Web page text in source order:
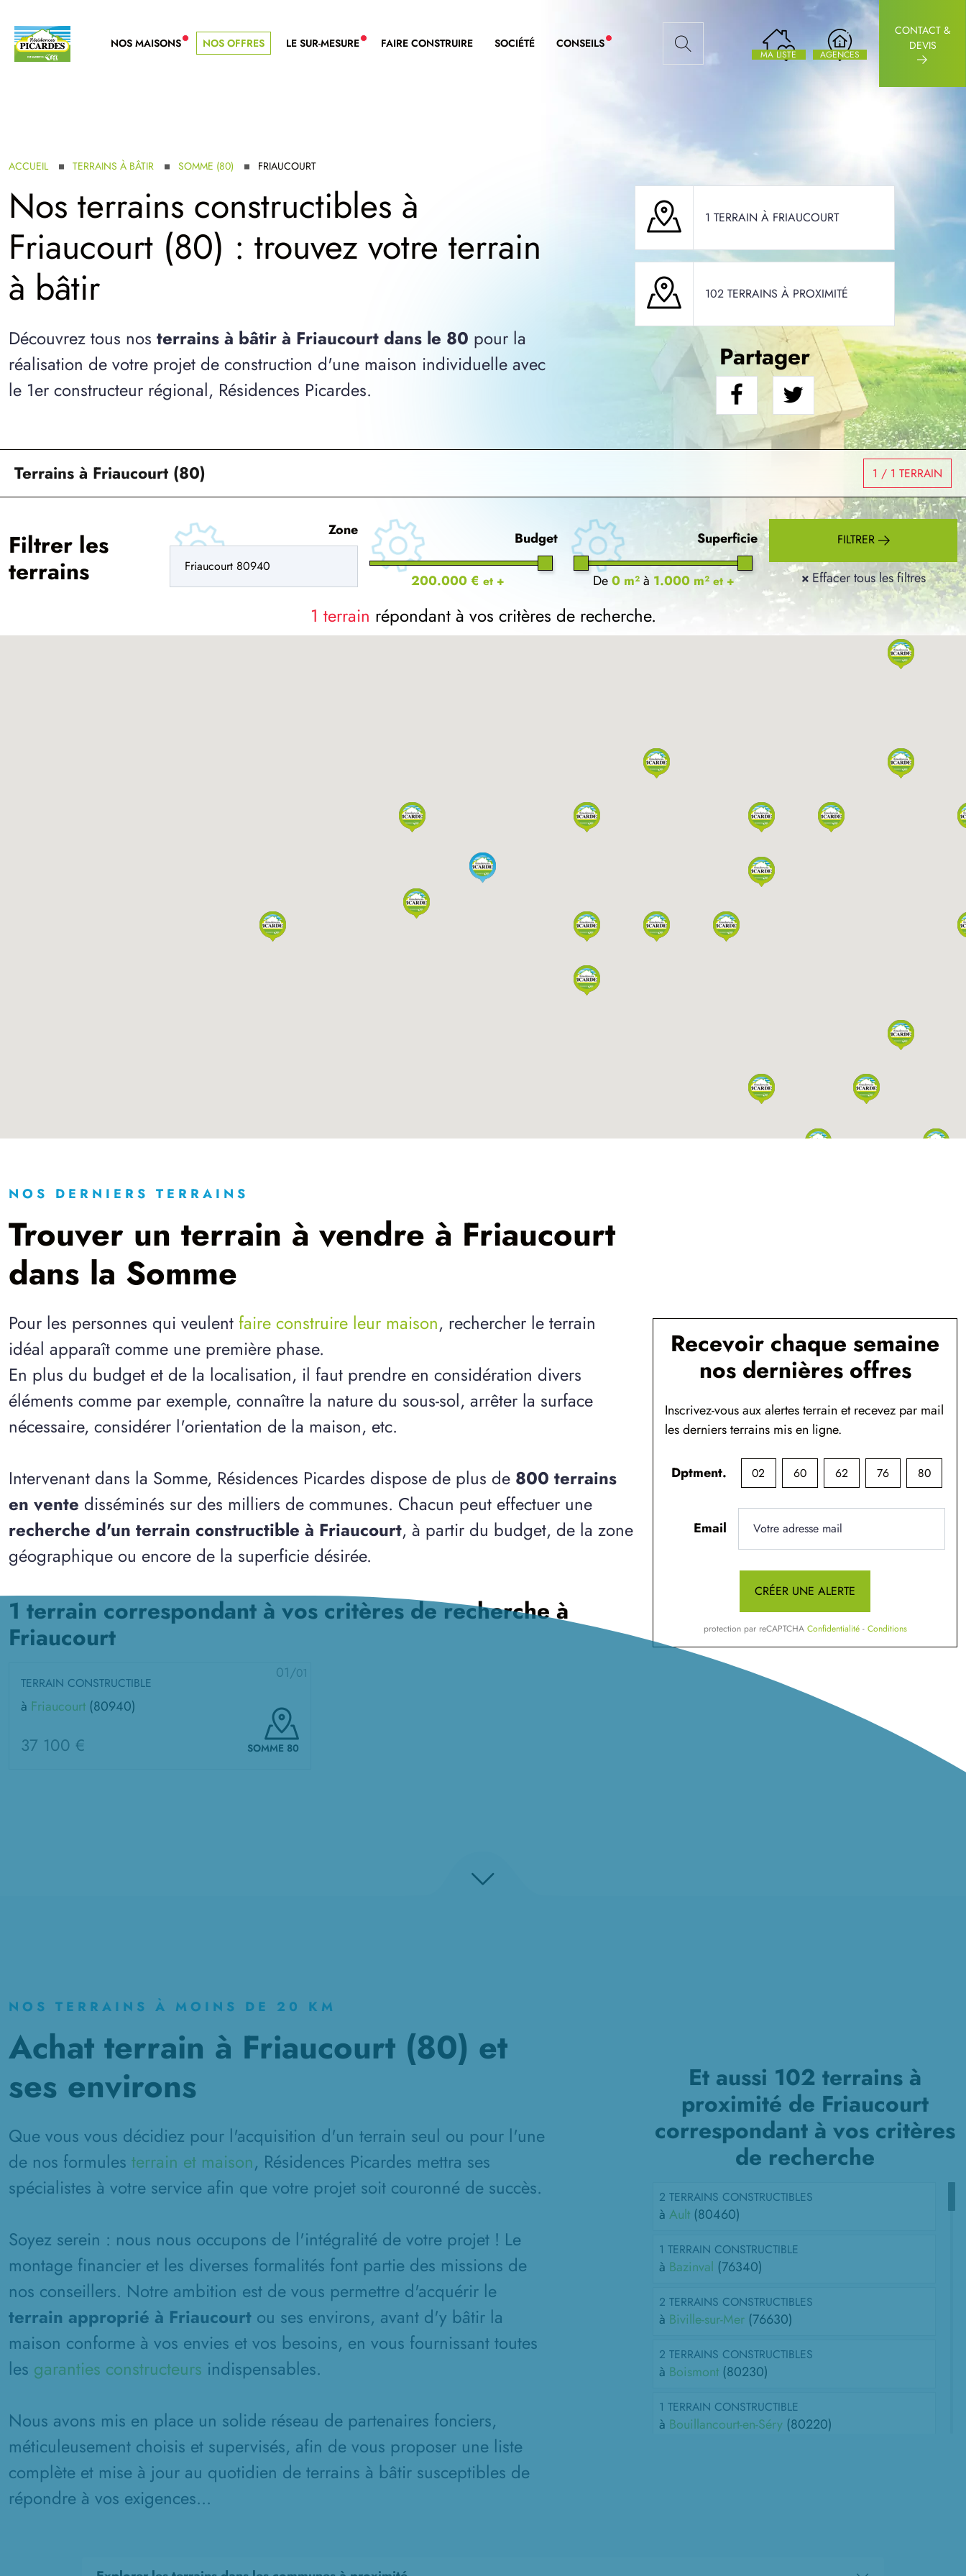
NOS MAISONS NOUVELLE GAMME
NOS OFFRES LE SUR-MESURE NOUVEAU SERVICE BDL EXTENSION
FAIRE CONSTRUIRE SOCIÉTÉ CONSEILS NOUVEAUX ARTICLES
MA LISTE AGENCES
CONTACT &
DEVIS
ACCUEIL TERRAINS À BÂTIR SOMME (80) FRIAUCOURT
Nos terrains constructibles à
Friaucourt (80) : trouvez votre terrain
à bâtir
Découvrez tous nos terrains à bâtir à Friaucourt dans le 80 pour la
réalisation de votre projet de construction d'une maison individuelle avec
le 1er constructeur régional, Résidences Picardes.
1 TERRAIN À FRIAUCOURT
102 TERRAINS À PROXIMITÉ
Partager
Terrains à Friaucourt (80) 1 / 1 TERRAIN
Filtrer les
terrains
Zone Budget
200.000 € et +
Superficie
De0 m²à 1.000 m² et +
FILTRER
× Effacer tous les filtres
1 terrain répondant à vos critères de recherche.
NOS DERNIERS TERRAINS
Trouver un terrain à vendre à Friaucourt
dans la Somme
Pour les personnes qui veulent faire construire leur maison, rechercher le terrain
idéal apparaît comme une première phase.
En plus du budget et de la localisation, il faut prendre en considération divers
éléments comme par exemple, connaître la nature du sous-sol, arrêter la surface
nécessaire, considérer l'orientation de la maison, etc.
Intervenant dans la Somme, Résidences Picardes dispose de plus de 800 terrains
en vente disséminés sur des milliers de communes. Chacun peut effectuer une
recherche d'un terrain constructible à Friaucourt, à partir du budget, de la zone
géographique ou encore de la superficie désirée.
1 terrain correspondant à vos critères de recherche à
Friaucourt
01/01
TERRAIN CONSTRUCTIBLE
à Friaucourt (80940)
37 100 € SOMME 80
Recevoir chaque semaine
nos dernières offres
Inscrivez-vous aux alertes terrain et recevez par mail
les derniers terrains mis en ligne.
Dptment. 02 60 62 76 80
Email
CRÉER UNE ALERTE
protection par reCAPTCHA Confidentialité - Conditions
NOS TERRAINS À MOINS DE 20 KM
Achat terrain à Friaucourt (80) et
ses environs
Que vous vous décidiez pour l'acquisition d'un terrain seul ou pour l'une
de nos formules terrain et maison, Résidences Picardes mettra ses
spécialistes à votre service afin que votre projet soit couronné de succès.
Soyez serein : nous nous occupons de l'intégralité de votre projet ! Le
montage financier et les diverses formalités font partie des missions de
nos conseillers. Notre ambition est de vous permettre d'acquérir le
terrain approprié à Friaucourt ou ses environs, avant d'y bâtir la
maison conforme à vos envies et vos besoins, en vous fournissant toutes
les garanties constructeurs indispensables.
Nous avons mis en place un solide réseau de partenaires fonciers,
méticuleusement choisis et supervisés, afin de vous proposer une liste
complète et mise à jour au quotidien de terrains à bâtir susceptibles de
répondre à vos exigences...
Et aussi 102 terrains à
proximité de Friaucourt
correspondant à vos critères
de recherche
2 TERRAINS CONSTRUCTIBLES
à Ault (80460)
1 TERRAIN CONSTRUCTIBLE
à Bazinval (76340)
2 TERRAINS CONSTRUCTIBLES
à Biville-sur-Mer (76630)
2 TERRAINS CONSTRUCTIBLES
à Boismont (80230)
1 TERRAIN CONSTRUCTIBLE
à Bouillancourt-en-Séry (80220)